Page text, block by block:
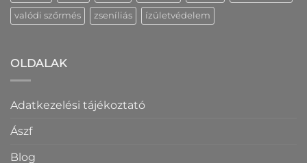
valódi szőrmés zseníliás ízületvédelem
OLDALAK
Adatkezelési tájékoztató
Ászf
Blog